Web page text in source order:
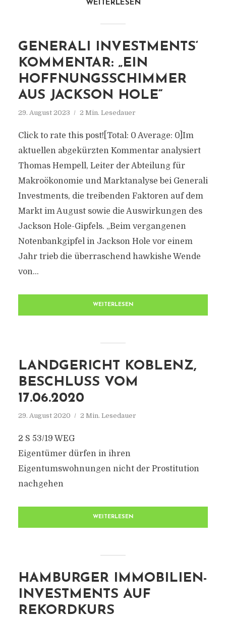
WEITERLESEN
GENERALI INVESTMENTS‘
KOMMENTAR: „EIN
HOFFNUNGSSCHIMMER
AUS JACKSON HOLE“
29. August 2023 2 Min. Lesedauer
Click to rate this post![Total: 0 Average: 0]Im
aktuellen abgekürzten Kommentar analysiert
Thomas Hempell, Leiter der Abteilung für
Makroökonomie und Marktanalyse bei Generali
Investments, die treibenden Faktoren auf dem
Markt im August sowie die Auswirkungen des
Jackson Hole-Gipfels. „Beim vergangenen
Notenbankgipfel in Jackson Hole vor einem
Jahr trieb die überraschend hawkishe Wende
von...
WEITERLESEN
LANDGERICHT KOBLENZ,
BESCHLUSS VOM
17.06.2020
29. August 2020 2 Min. Lesedauer
2 S 53/19 WEG
Eigentümer dürfen in ihren
Eigentumswohnungen nicht der Prostitution
nachgehen
WEITERLESEN
HAMBURGER IMMOBILIEN-
INVESTMENTS AUF
REKORDKURS